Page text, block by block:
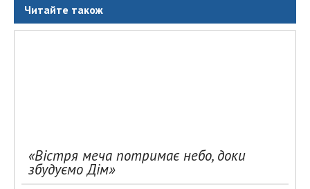
Читайте також
«Вістря меча потримає небо, доки
збудуємо Дім»